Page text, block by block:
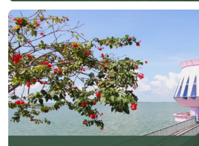
tích lịch sử thì địa điểm du lịch Tây Ninh rừng
lựa chọn thú vị. Đến với địa điểm này, bạn sẽ
giãn với không khí thiên nhiên mát lành,
Tìm hiểu thêm